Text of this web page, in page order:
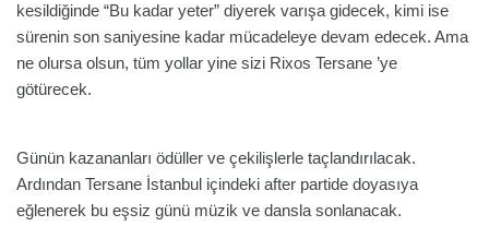
kesildiğinde “Bu kadar yeter” diyerek varışa gidecek, kimi ise
sürenin son saniyesine kadar mücadeleye devam edecek. Ama
ne olursa olsun, tüm yollar yine sizi Rixos Tersane ’ye
götürecek.
Günün kazananları ödüller ve çekilişlerle taçlandırılacak.
Ardından Tersane İstanbul içindeki after partide doyasıya
eğlenerek bu eşsiz günü müzik ve dansla sonlanacak.